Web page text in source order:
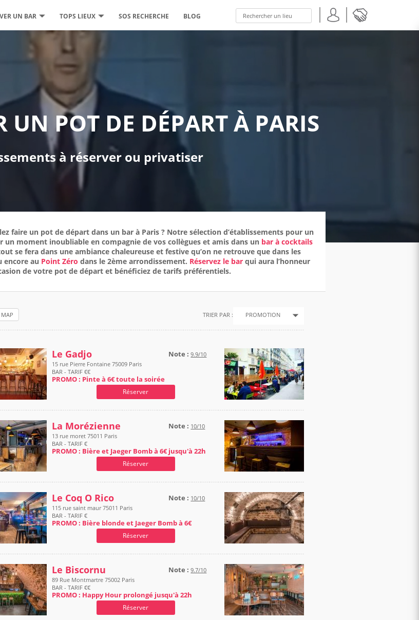
UN BAR TOPS LIEUX SOS RECHERCHE BLOG
UN POT DE DÉPART À PARIS
à réserver ou privatiser
faire un pot de départ dans un bar à Paris ? Notre sélection d’établissements pour un
moment inoubliable en compagnie de vos collègues et amis dans un bar à cocktails
se fera dans une ambiance chaleureuse et festive qu’on ne retrouve que dans les
encore au Point Zéro dans le 2ème arrondissement. Réservez le bar qui aura l’honneur
de votre pot de départ et bénéficiez de tarifs préférentiels.
MAP TRIER PAR : PROMOTION
Le Gadjo Note : 9.9/10
15 rue Pierre Fontaine 75009 Paris
BAR - TARIF €€
PROMO : Pinte à 6€ toute la soirée
Réserver
La Morézienne Note : 10/10
13 rue moret 75011 Paris
BAR - TARIF €
PROMO : Bière et Jaeger Bomb à 6€ jusqu'à 22h
Réserver
Le Coq O Rico Note : 10/10
115 rue saint maur 75011 Paris
BAR - TARIF €
PROMO : Bière blonde et Jaeger Bomb à 6€
Réserver
Le Biscornu Note : 9.7/10
89 Rue Montmartre 75002 Paris
BAR - TARIF €€
PROMO : Happy Hour prolongé jusqu'à 22h
Réserver